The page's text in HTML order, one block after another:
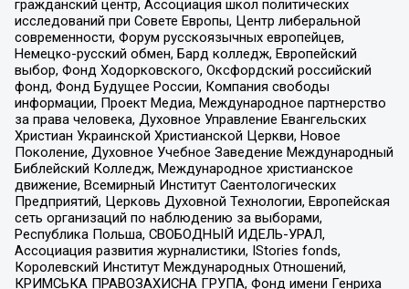
гражданский центр, Ассоциация школ политических
исследований при Совете Европы, Центр либеральной
современности, Форум русскоязычных европейцев,
Немецко-русский обмен, Бард колледж, Европейский
выбор, Фонд Ходорковского, Оксфордский российский
фонд, Фонд Будущее России, Компания свободы
информации, Проект Медиа, Международное партнерство
за права человека, Духовное Управление Евангельских
Христиан Украинской Христианской Церкви, Новое
Поколение, Духовное Учебное Заведение Международный
Библейский Колледж, Международное христианское
движение, Всемирный Институт Саентологических
Предприятий, Церковь Духовной Технологии, Европейская
сеть организаций по наблюдению за выборами,
Республика Польша, СВОБОДНЫЙ ИДЕЛЬ-УРАЛ,
Ассоциация развития журналистики, IStories fonds,
Королевский Институт Международных Отношений,
КРИМСЬКА ПРАВОЗАХИСНА ГРУПА, Фонд имени Генриха